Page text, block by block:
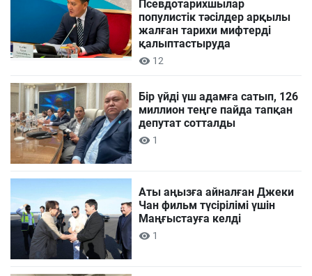
Псевдотарихшылар
популистік тәсілдер арқылы
жалған тарихи мифтерді
қалыптастыруда
12
Бір үйді үш адамға сатып, 126
миллион теңге пайда тапқан
депутат сотталды
1
Аты аңызға айналған Джеки
Чан фильм түсірілімі үшін
Маңғыстауға келді
1